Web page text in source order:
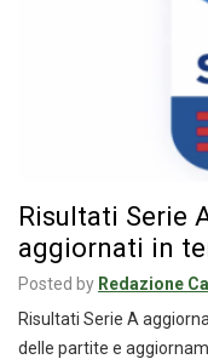
Risultati Serie
aggiornati in
Posted by Redazione
Risultati Serie A
delle partite e